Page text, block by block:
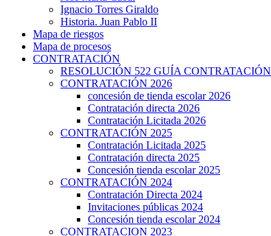
Ignacio Torres Giraldo
Historia. Juan Pablo II
Mapa de riesgos
Mapa de procesos
CONTRATACIÓN
RESOLUCIÓN 522 GUÍA CONTRATACIÓN
CONTRATACIÓN 2026
concesión de tienda escolar 2026
Contratación directa 2026
Contratación Licitada 2026
CONTRATACIÓN 2025
Contratación Licitada 2025
Contratación directa 2025
Concesión tienda escolar 2025
CONTRATACIÓN 2024
Contratación Directa 2024
Invitaciones públicas 2024
Concesión tienda escolar 2024
CONTRATACION 2023